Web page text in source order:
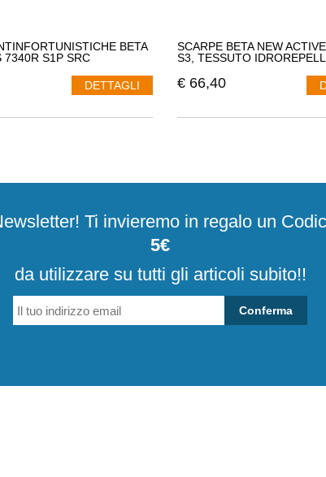
BETA
7340R S1P SRC
DETTAGLI
SCARPE BETA NEW
S3, TESSUTO
€ 66,40
Ti invieremo in regalo un
5€
da utilizzare su tutti gli articoli subito!!
Conferma